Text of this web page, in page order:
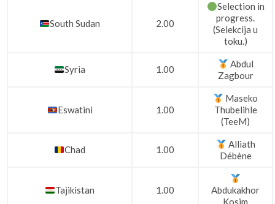
South Sudan 2.00
Selection in
progress.
(Selekcija u
toku.)
Syria 1.00
Abdul
Zagbour
Eswatini 1.00
Maseko
Thubelihle
(TeeM)
Chad 1.00
Alliath
Débène
Tajikistan 1.00
Abdukakhor
Kosim